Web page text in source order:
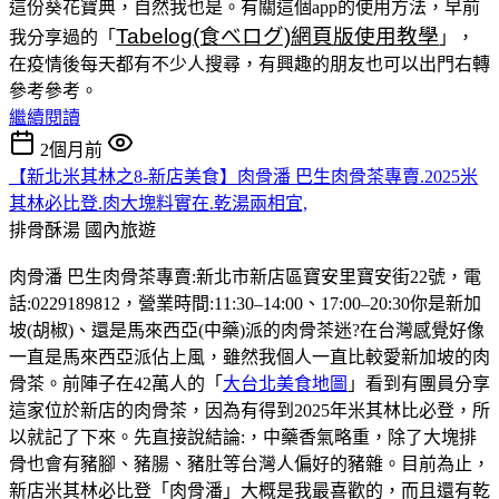
這份葵花寶典，自然我也是。有關這個app的使用方法，早前
我分享過的「 Tabelog(食べログ)網頁版使用教學 」，
在疫情後每天都有不少人搜尋，有興趣的朋友也可以出門右轉
參考參考。
繼續閱讀
2個月前
【新北米其林之8-新店美食】肉骨潘 巴生肉骨茶專賣.2025米
其林必比登.肉大塊料實在.乾湯兩相宜,
排骨酥湯 國內旅遊
肉骨潘 巴生肉骨茶專賣:新北市新店區寶安里寶安街22號，電
話:0229189812，營業時間:11:30–14:00、17:00–20:30你是新加
坡(胡椒)、還是馬來西亞(中藥)派的肉骨茶迷?在台灣感覺好像
一直是馬來西亞派佔上風，雖然我個人一直比較愛新加坡的肉
骨茶。前陣子在42萬人的「 大台北美食地圖 」看到有團員分享
這家位於新店的肉骨茶，因為有得到2025年米其林比必登，所
以就記了下來。先直接說結論:，中藥香氣略重，除了大塊排
骨也會有豬腳、豬腸、豬肚等台灣人偏好的豬雜。目前為止，
新店米其林必比登「肉骨潘」大概是我最喜歡的，而且還有乾